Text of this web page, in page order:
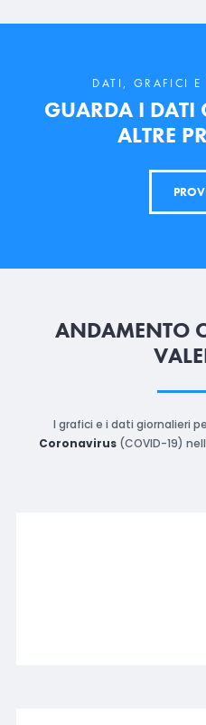
DATI, GRAFICI
GUARDA I DATI
ALTRE
ANDAMENTO
I grafici e i dati giornalieri
Coronavirus(COVID-19)